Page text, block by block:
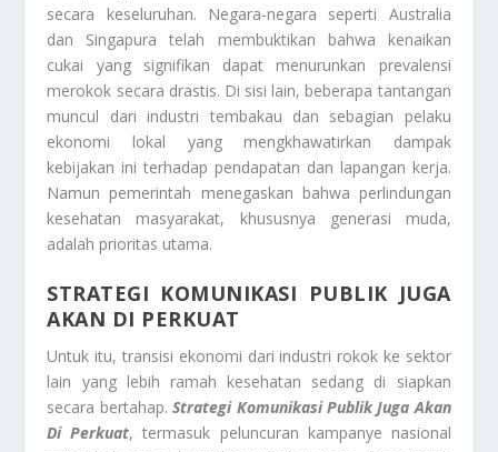
secara keseluruhan. Negara-negara seperti Australia
dan Singapura telah membuktikan bahwa kenaikan
cukai yang signifikan dapat menurunkan prevalensi
merokok secara drastis. Di sisi lain, beberapa tantangan
muncul dari industri tembakau dan sebagian pelaku
ekonomi lokal yang mengkhawatirkan dampak
kebijakan ini terhadap pendapatan dan lapangan kerja.
Namun pemerintah menegaskan bahwa perlindungan
kesehatan masyarakat, khususnya generasi muda,
adalah prioritas utama.
STRATEGI KOMUNIKASI PUBLIK JUGA
AKAN DI PERKUAT
Untuk itu, transisi ekonomi dari industri rokok ke sektor
lain yang lebih ramah kesehatan sedang di siapkan
secara bertahap.Strategi Komunikasi Publik Juga Akan
Di Perkuat, termasuk peluncuran kampanye nasional